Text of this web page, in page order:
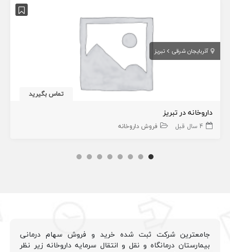
آذربایجان شرقی تبریز
تماس بگیرید
داروخانه در تبریز
4 سال قبل فروش داروخانه
جامعترین شرکت ثبت شده خرید و فروش سهام درمانی
بیمارستان درمانگاه و نقل و انتقال سرمایه داروخانه زیر نظر